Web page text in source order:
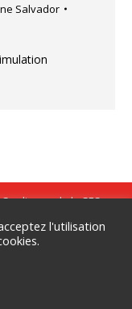
Salvador
de la SFC .
.Politique de
l'utilisation